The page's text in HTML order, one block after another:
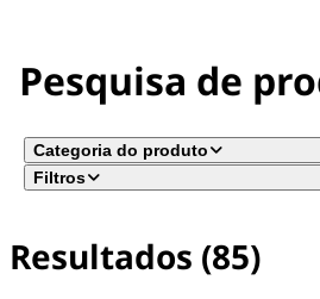
Pesquisa de
Categoria do produto
Filtros
Resultados (85)